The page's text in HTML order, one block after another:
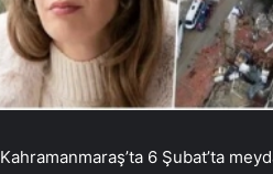
Kahramanmaraş’ta 6 Şubat’ta